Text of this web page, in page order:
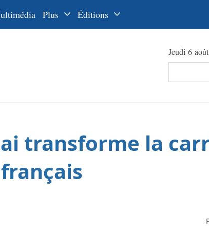
Plus Éditions
عربي
Jeudi 6
transforme la